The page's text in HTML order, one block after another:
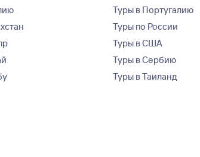
Туры в Португалию
Туры по России
Туры в США
Туры в Сербию
Туры в Таиланд